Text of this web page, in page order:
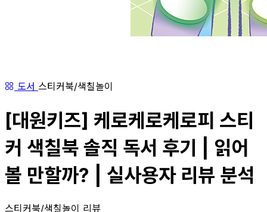
도서 스티커북/색칠놀이
[대원키즈] 케로케로케로피 스티
커 색칠북 솔직 독서 후기 | 읽어
볼 만할까? | 실사용자 리뷰 분석
스티커북/색칠놀이 리뷰